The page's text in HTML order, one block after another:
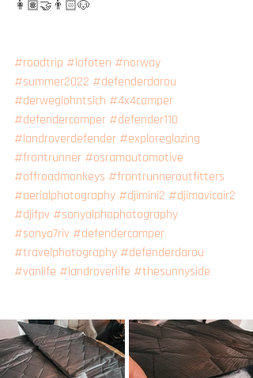
👩🏽‍🤝‍👨🏻🐶
#roadtrip #lofoten #norway
#summer2022 #defenderdarou
#derweglohntsich #4x4camper
#defendercamper #defender110
#landroverdefender #exploreglazing
#frontrunner #osramautomotive
#offroadmonkeys #frontrunneroutfitters
#aerialphotography #djimini2 #djimavicair2
#djifpv #sonyalphaphotography
#sonya7riv #defendercamper
#travelphotography #defenderdarou
#vanlife #landroverlife #thesunnyside